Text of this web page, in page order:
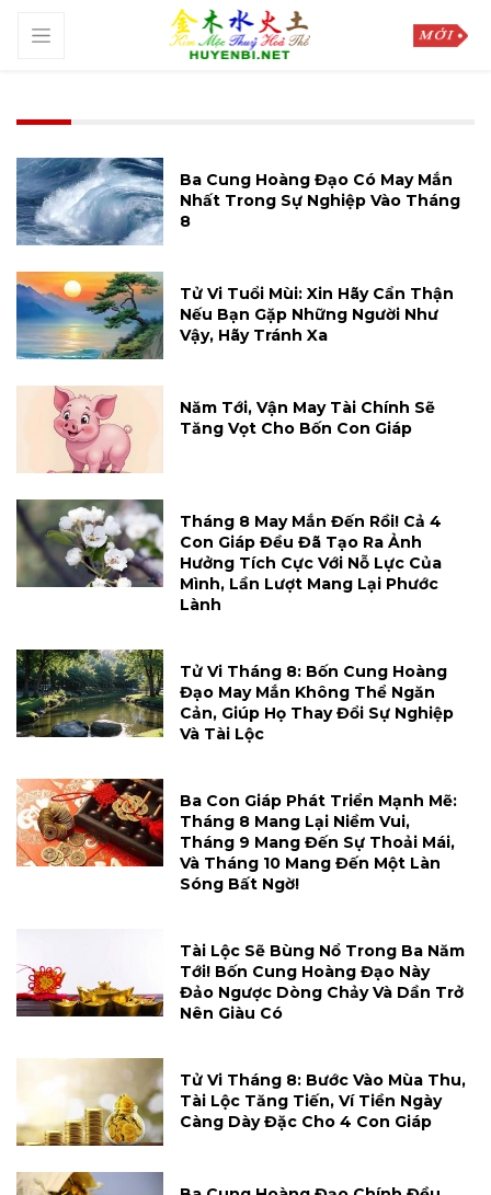
Ba Cung Hoàng Đạo Có May Mắn
Nhất Trong Sự Nghiệp Vào Tháng
8
Tử Vi Tuổi Mùi: Xin Hãy Cẩn Thận
Nếu Bạn Gặp Những Người Như
Vậy, Hãy Tránh Xa
Năm Tới, Vận May Tài Chính Sẽ
Tăng Vọt Cho Bốn Con Giáp
Tháng 8 May Mắn Đến Rồi! Cả 4
Con Giáp Đều Đã Tạo Ra Ảnh
Hưởng Tích Cực Với Nỗ Lực Của
Mình, Lần Lượt Mang Lại Phước
Lành
Tử Vi Tháng 8: Bốn Cung Hoàng
Đạo May Mắn Không Thể Ngăn
Cản, Giúp Họ Thay Đổi Sự Nghiệp
Và Tài Lộc
Ba Con Giáp Phát Triển Mạnh Mẽ:
Tháng 8 Mang Lại Niềm Vui,
Tháng 9 Mang Đến Sự Thoải Mái,
Và Tháng 10 Mang Đến Một Làn
Sóng Bất Ngờ!
Tài Lộc Sẽ Bùng Nổ Trong Ba Năm
Tới! Bốn Cung Hoàng Đạo Này
Đảo Ngược Dòng Chảy Và Dần Trở
Nên Giàu Có
Tử Vi Tháng 8: Bước Vào Mùa Thu,
Tài Lộc Tăng Tiến, Ví Tiền Ngày
Càng Dày Đặc Cho 4 Con Giáp